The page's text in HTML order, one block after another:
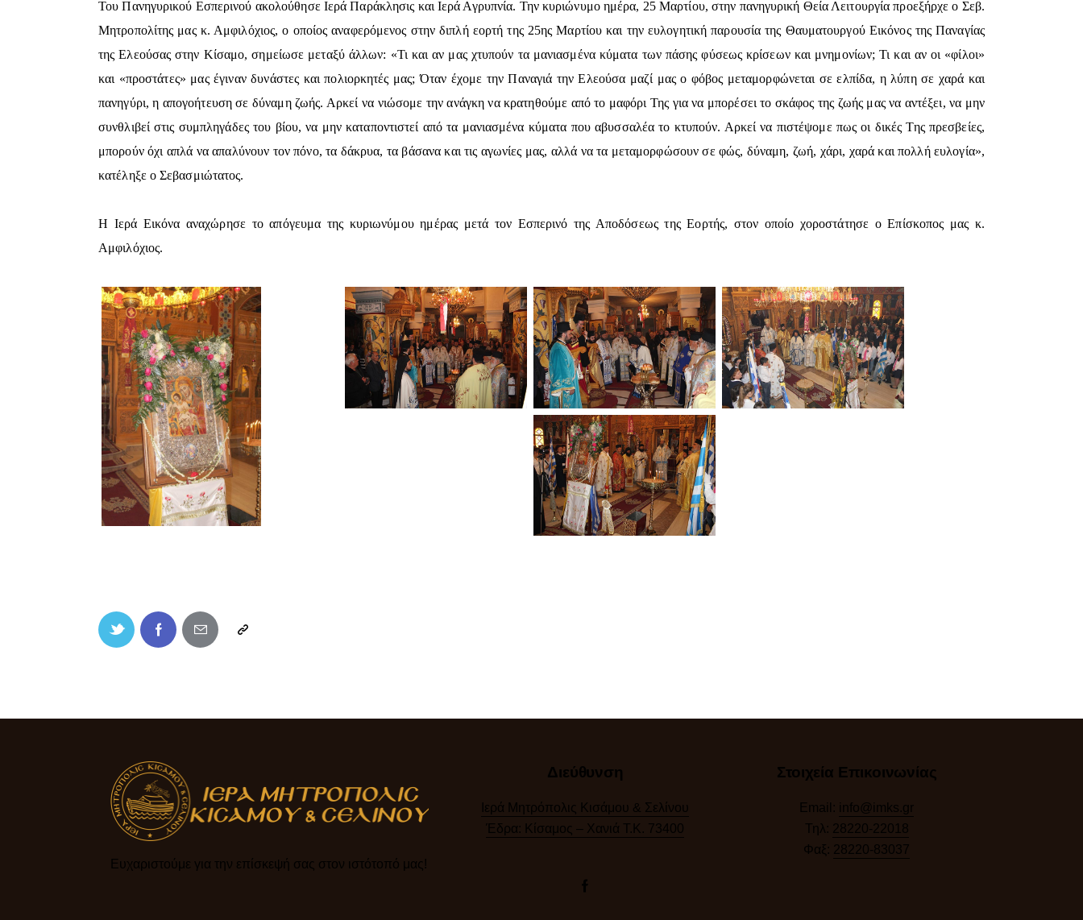
Του Πανηγυρικού Εσπερινού ακολούθησε Ιερά Παράκλησις και Ιερά Αγρυπνία. Την κυριώνυμο ημέρα, 25 Μαρτίου, στην πανηγυρική Θεία Λειτουργία προεξήρχε ο Σεβ.
Μητροπολίτης μας κ. Αμφιλόχιος, ο οποίος αναφερόμενος στην διπλή εορτή της 25ης Μαρτίου και την ευλογητική παρουσία της Θαυματουργού Εικόνος της Παναγίας
της Ελεούσας στην Κίσαμο, σημείωσε μεταξύ άλλων: «Τι και αν μας χτυπούν τα μανιασμένα κύματα των πάσης φύσεως κρίσεων και μνημονίων; Τι και αν οι «φίλοι»
και «προστάτες» μας έγιναν δυνάστες και πολιορκητές μας; Όταν έχομε την Παναγιά την Ελεούσα μαζί μας ο φόβος μεταμορφώνεται σε ελπίδα, η λύπη σε χαρά και
πανηγύρι, η απογοήτευση σε δύναμη ζωής. Αρκεί να νιώσομε την ανάγκη να κρατηθούμε από το μαφόρι Της για να μπορέσει το σκάφος της ζωής μας να αντέξει, να μην
συνθλιβεί στις συμπληγάδες του βίου, να μην καταποντιστεί από τα μανιασμένα κύματα που αβυσσαλέα το κτυπούν. Αρκεί να πιστέψομε πως οι δικές Της πρεσβείες,
μπορούν όχι απλά να απαλύνουν τον πόνο, τα δάκρυα, τα βάσανα και τις αγωνίες μας, αλλά να τα μεταμορφώσουν σε φώς, δύναμη, ζωή, χάρι, χαρά και πολλή ευλογία»,
κατέληξε ο Σεβασμιώτατος.
Η Ιερά Εικόνα αναχώρησε το απόγευμα της κυριωνύμου ημέρας μετά τον Εσπερινό της Αποδόσεως της Εορτής, στον οποίο χοροστάτησε ο Επίσκοπος μας κ.
Αμφιλόχιος.
Ευχαριστούμε για την επίσκεψή σας στον ιστότοπό μας!​
Διεύθυνση
Ιερά Μητρόπολις Κισάμου & Σελίνου
Έδρα: Κίσαμος – Χανιά Τ.Κ. 73400
Στοιχεία Επικοινωνίας
Email: info@imks.gr
Τηλ: 28220-22018
Φαξ: 28220-83037